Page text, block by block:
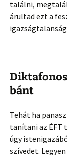
találni,
árultad ezt a
bánt
Tehát ha
tanítani az ÉFT
úgy
szívedet.